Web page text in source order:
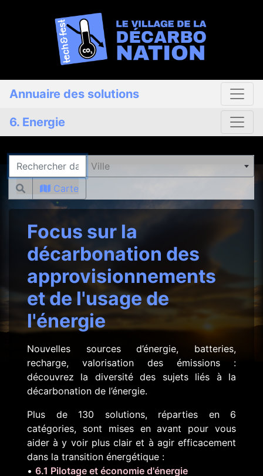
Annuaire des solutions
6. Energie
Rechercher
Ville
Carte
Focus sur la
décarbonation des
approvisionnements
et de l'usage de
l'énergie
Nouvelles sources d’énergie, batteries,
recharge, valorisation des émissions :
découvrez la diversité des sujets liés à la
décarbonation de l’énergie.
Plus de 130 solutions, réparties en 6
catégories, sont mises en avant pour vous
aider à y voir plus clair et à agir efficacement
dans la transition énergétique :
• 6.1 Pilotage et économie d'énergie